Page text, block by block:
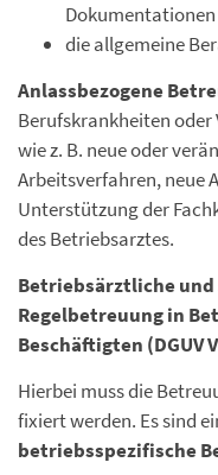
die allgemeine
Anlassbezogene
Berufskrankheiten
wie z. B. neue oder
Arbeitsverfahren, neue
Unterstützung der
des Betriebsarztes.
Betriebsärztliche
Regelbetreuung in
Beschäftigten (DGUV
Hierbei muss die
fixiert werden. Es sind
betriebsspezifische